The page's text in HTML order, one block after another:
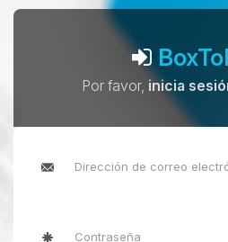
Por favor, inicia